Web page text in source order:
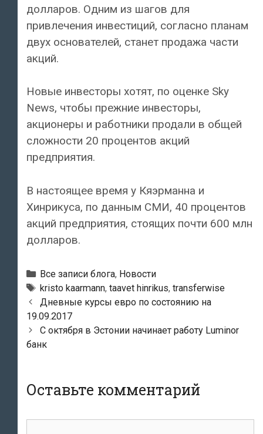
долларов. Одним из шагов для
привлечения инвестиций, согласно планам
двух основателей, станет продажа части
акций.
Новые инвесторы хотят, по оценке Sky
News, чтобы прежние инвесторы,
акционеры и работники продали в общей
сложности 20 процентов акций
предприятия.
В настоящее время у Кяэрманна и
Хинрикуса, по данным СМИ, 40 процентов
акций предприятия, стоящих почти 600 млн
долларов.
Рубрики
Все записи блога, Новости
Тэги
kristo kaarmann, taavet hinrikus, transferwise
Навигация
по
записям
Дневные курсы евро по состоянию на
19.09.2017
С октября в Эстонии начинает работу Luminor
банк
Оставьте комментарий